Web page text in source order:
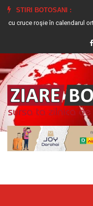
STIRI BOTOSANI :
roşie în calendarul ortodox